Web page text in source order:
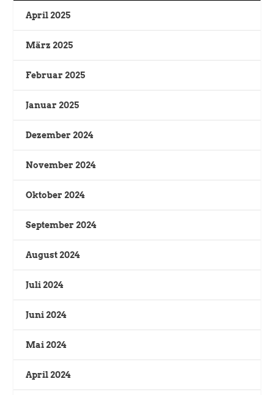
April 2025
März 2025
Februar 2025
Januar 2025
Dezember 2024
November 2024
Oktober 2024
September 2024
August 2024
Juli 2024
Juni 2024
Mai 2024
April 2024